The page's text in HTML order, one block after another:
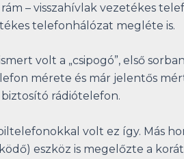
– visszahívlak vezetékes
telefonhálózat megléte is.
volt a „csipogó”, első
mérete és már jelentős
rádiótelefon.
volt ez így. Más
eszköz is megelőzte a